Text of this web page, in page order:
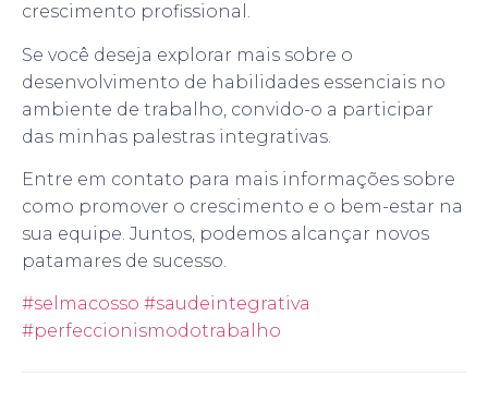
crescimento profissional.
Se você deseja explorar mais sobre o
desenvolvimento de habilidades essenciais no
ambiente de trabalho, convido-o a participar
das minhas palestras integrativas.
Entre em contato para mais informações sobre
como promover o crescimento e o bem-estar na
sua equipe. Juntos, podemos alcançar novos
patamares de sucesso.
#selmacosso #saudeintegrativa
#perfeccionismodotrabalho